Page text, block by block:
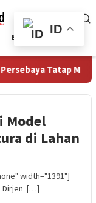
Ekbis Nasional
Tatap Musim
Model
di Lahan
width="1391"]
Dirjen […]
ID